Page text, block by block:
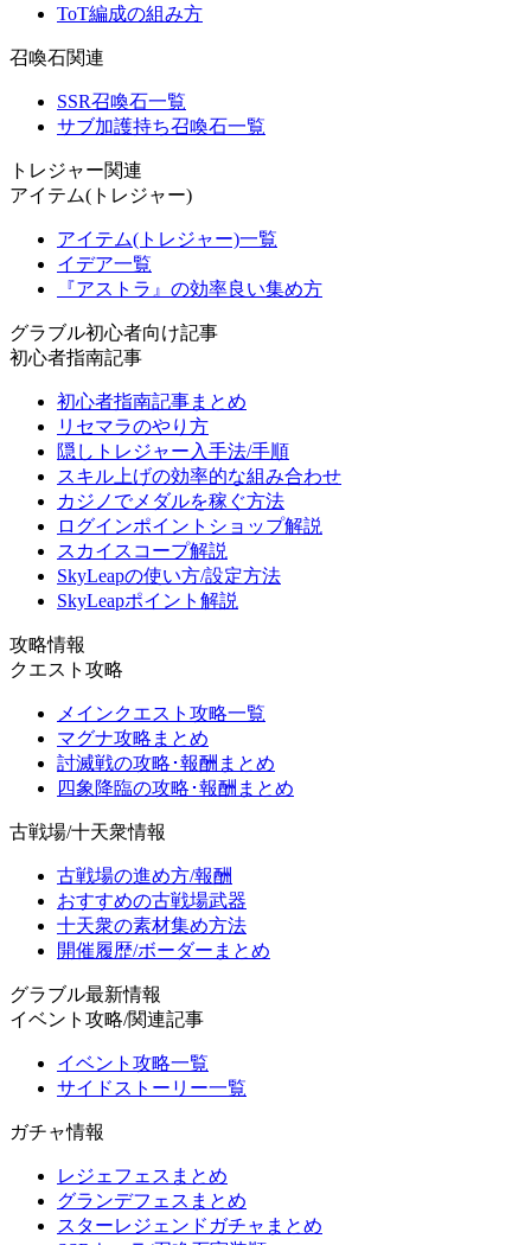
ToT編成の組み方
召喚石関連
SSR召喚石一覧
サブ加護持ち召喚石一覧
トレジャー関連
アイテム(トレジャー)
アイテム(トレジャー)一覧
イデア一覧
『アストラ』の効率良い集め方
グラブル初心者向け記事
初心者指南記事
初心者指南記事まとめ
リセマラのやり方
隠しトレジャー入手法/手順
スキル上げの効率的な組み合わせ
カジノでメダルを稼ぐ方法
ログインポイントショップ解説
スカイスコープ解説
SkyLeapの使い方/設定方法
SkyLeapポイント解説
攻略情報
クエスト攻略
メインクエスト攻略一覧
マグナ攻略まとめ
討滅戦の攻略･報酬まとめ
四象降臨の攻略･報酬まとめ
古戦場/十天衆情報
古戦場の進め方/報酬
おすすめの古戦場武器
十天衆の素材集め方法
開催履歴/ボーダーまとめ
グラブル最新情報
イベント攻略/関連記事
イベント攻略一覧
サイドストーリー一覧
ガチャ情報
レジェフェスまとめ
グランデフェスまとめ
スターレジェンドガチャまとめ